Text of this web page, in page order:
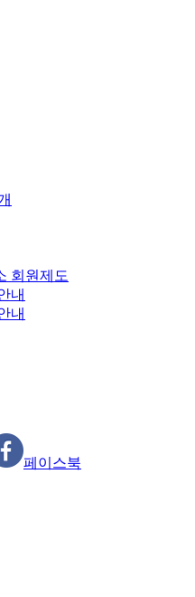
회원제도
내
내
페이스북